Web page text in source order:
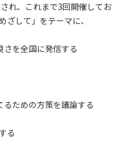
れ、これまで3回開催してお
ざして」をテーマに、
さを全国に発信する
るための方策を議論する
る